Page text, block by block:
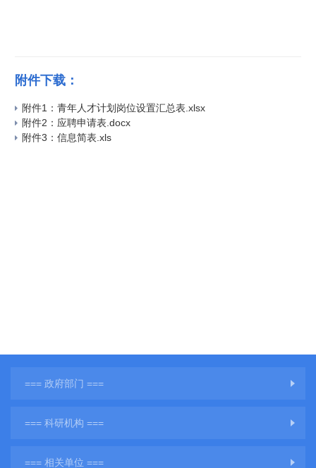
附件下载：
附件1：青年人才计划岗位设置汇总表.xlsx
附件2：应聘申请表.docx
附件3：信息简表.xls
=== 政府部门 ===
=== 科研机构 ===
=== 相关单位 ===